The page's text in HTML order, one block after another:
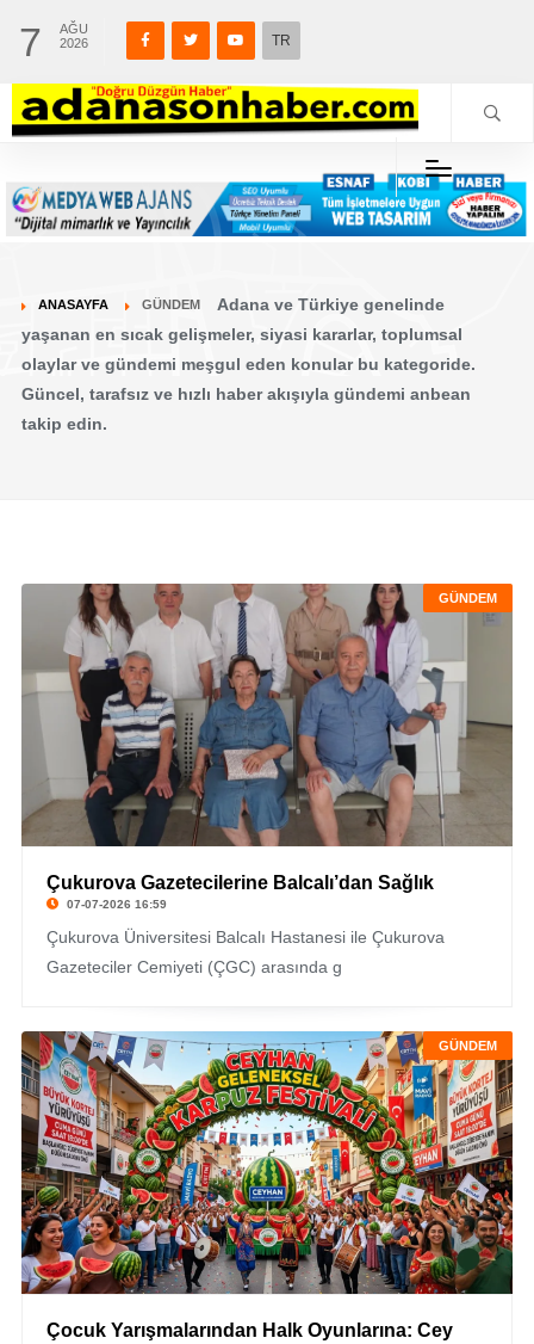
7
AĞU
2026
TR
ANASAYFA GÜNDEM
Adana ve Türkiye genelinde
yaşanan en sıcak gelişmeler, siyasi kararlar, toplumsal
olaylar ve gündemi meşgul eden konular bu kategoride.
Güncel, tarafsız ve hızlı haber akışıyla gündemi anbean
takip edin.
GÜNDEM
Çukurova Gazetecilerine Balcalı’dan Sağlık
07-07-2026 16:59
Çukurova Üniversitesi Balcalı Hastanesi ile Çukurova
Gazeteciler Cemiyeti (ÇGC) arasında g
GÜNDEM
Çocuk Yarışmalarından Halk Oyunlarına: Cey